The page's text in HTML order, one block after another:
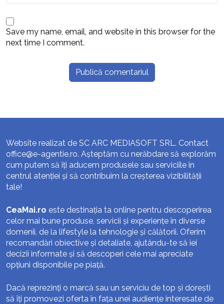
Save my name, email, and website in this browser for the
next time I comment.
Website realizat de SC ARC MEDIASOFT SRL. Contact
office@e-agentie.ro. Așteptăm cu nerăbdare să explorăm
cum putem să îți aducem produsele sau serviciile în
centrul atenției și să contribuim la creșterea vizibilității
tale!
CeaMai.ro este destinația ta online pentru descoperirea
celor mai bune produse, servicii și experiențe în diverse
domenii, de la lifestyle la tehnologie și călătorii. Oferim
recomandări obiective și detaliate, ajutându-te să iei
decizii informate și să descoperi cele mai apreciate
opțiuni disponibile pe piață.
Dacă reprezinți o marcă sau un serviciu de top și dorești
să îți promovezi oferta în fața unei audiențe interesate de